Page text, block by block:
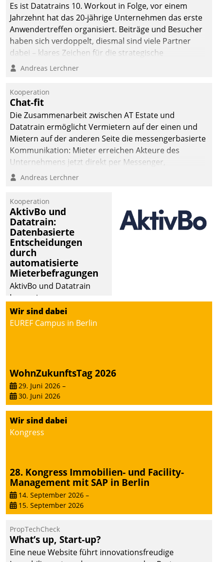
Es ist Datatrains 10. Workout in Folge, vor einem
Jahrzehnt hat das 20-jährige Unternehmen das erste
Anwendertreffen organisiert. Beiträge und Besucher
haben sich verdoppelt, diesmal sind viele Partner
dabei – klares Zeichen für die strategische
Fokussierung auf den Kunden.
Andreas Lerchner
Kooperation
Chat-fit
Die Zusammenarbeit zwischen AT Estate und
Datatrain ermöglicht Vermietern auf der einen und
Mietern auf der anderen Seite die messengerbasierte
Kommunikation: Mieter erreichen Akteure des
Unternehmens jetzt direkt per Messenger,
Mitarbeiter oder Dienstleister empfangen oder
Andreas Lerchner
Kooperation
AktivBo und
Datatrain:
Datenbasierte
Entscheidungen
durch
automatisierte
Mieterbefragungen
AktivBo und Datatrain
kooperieren –
Immobilienunternehmen
profitieren: Die nahtlose
automatisiert ausgelöste,
zielgerichtete
Mieterbefragungen – eine
starke Grundlage für
intelligente,
datengestützte
Entscheidungen.
Wir sind dabei
EUREF Campus in Berlin
WohnZukunftsTag 2026
29. Juni 2026 –
30. Juni 2026
Wir sind dabei
Kongress
28. Kongress Immobilien- und Facility-
Management mit SAP in Berlin
14. September 2026 –
15. September 2026
PropTechCheck
What’s up, Start-up?
Eine neue Website führt innovationsfreudige